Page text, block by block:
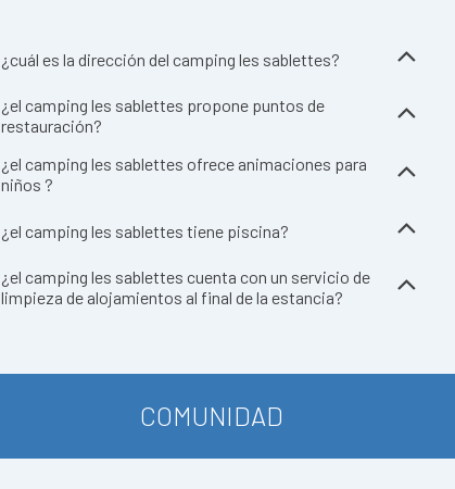
¿cuál es la dirección del camping les sablettes?
¿el camping les sablettes propone puntos de
restauración?
¿el camping les sablettes ofrece animaciones para
niños ?
¿el camping les sablettes tiene piscina?
¿el camping les sablettes cuenta con un servicio de
limpieza de alojamientos al final de la estancia?
COMUNIDAD